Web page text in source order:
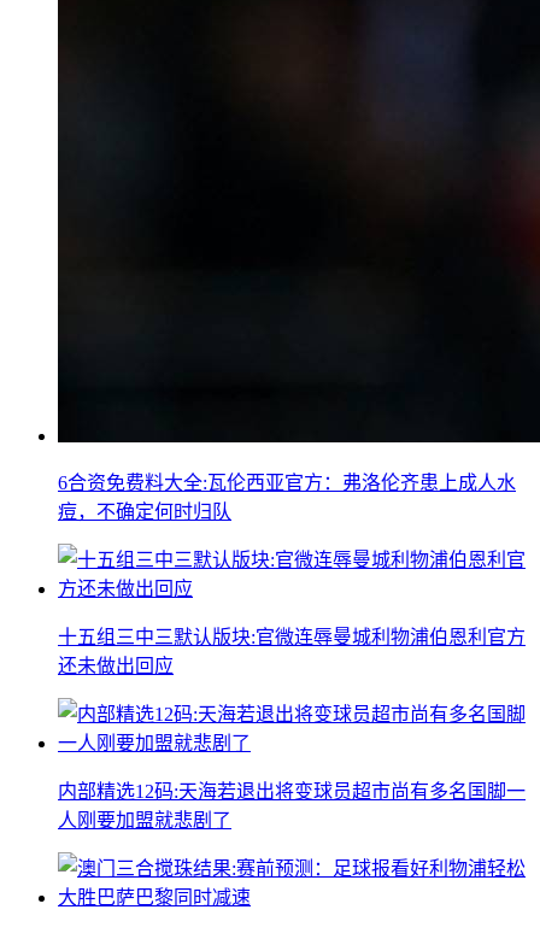
6合资免费料大全:瓦伦西亚官方：弗洛伦齐患上成人水
痘，不确定何时归队
十五组三中三默认版块:官微连辱曼城利物浦伯恩利官方
还未做出回应
内部精选12码:天海若退出将变球员超市尚有多名国脚一
人刚要加盟就悲剧了